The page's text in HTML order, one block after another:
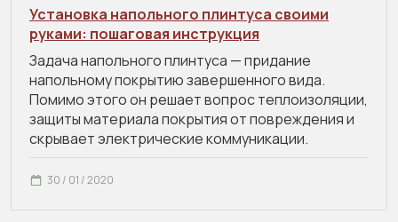
Установка напольного плинтуса своими
руками: пошаговая инструкция
Задача напольного плинтуса — придание
напольному покрытию завершенного вида.
Помимо этого он решает вопрос теплоизоляции,
защиты материала покрытия от повреждения и
скрывает электрические коммуникации.
30 / 01 / 2020